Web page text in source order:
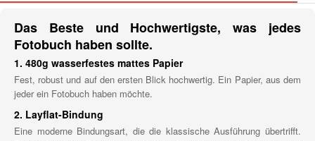
Das Beste und Hochwertigste, was jedes
Fotobuch haben sollte.
1. 480g wasserfestes mattes Papier
Fest, robust und auf den ersten Blick hochwertig. Ein Papier, aus dem
jeder ein Fotobuch haben möchte.
2. Layflat-Bindung
Eine moderne Bindungsart, die die klassische Ausführung übertrifft.